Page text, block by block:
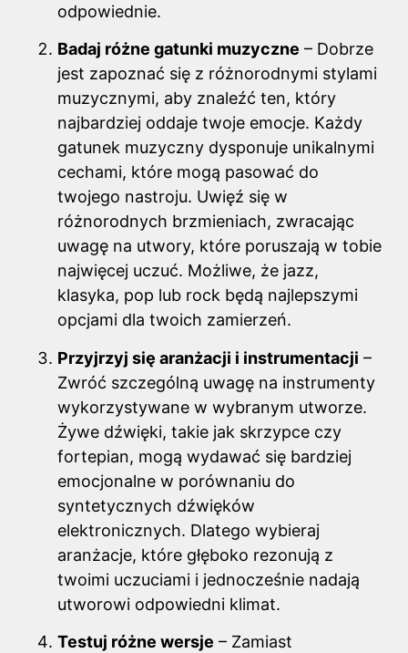
odpowiednie.
Badaj różne gatunki muzyczne – Dobrze
jest zapoznać się z różnorodnymi stylami
muzycznymi, aby znaleźć ten, który
najbardziej oddaje twoje emocje. Każdy
gatunek muzyczny dysponuje unikalnymi
cechami, które mogą pasować do
twojego nastroju. Uwięź się w
różnorodnych brzmieniach, zwracając
uwagę na utwory, które poruszają w tobie
najwięcej uczuć. Możliwe, że jazz,
klasyka, pop lub rock będą najlepszymi
opcjami dla twoich zamierzeń.
Przyjrzyj się aranżacji i instrumentacji –
Zwróć szczególną uwagę na instrumenty
wykorzystywane w wybranym utworze.
Żywe dźwięki, takie jak skrzypce czy
fortepian, mogą wydawać się bardziej
emocjonalne w porównaniu do
syntetycznych dźwięków
elektronicznych. Dlatego wybieraj
aranżacje, które głęboko rezonują z
twoimi uczuciami i jednocześnie nadają
utworowi odpowiedni klimat.
Testuj różne wersje – Zamiast